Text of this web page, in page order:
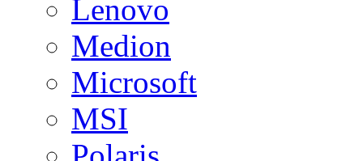
Lenovo
Medion
Microsoft
MSI